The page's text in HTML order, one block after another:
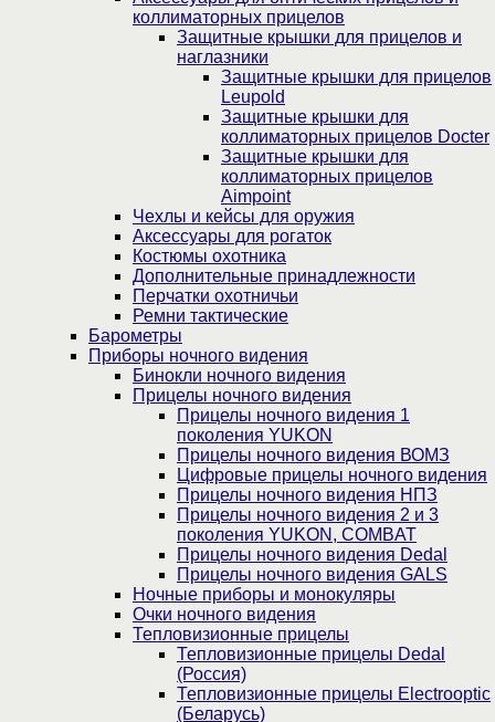
коллиматорных прицелов
Защитные крышки для прицелов и
наглазники
Защитные крышки для прицелов
Leupold
Защитные крышки для
коллиматорных прицелов Docter
Защитные крышки для
коллиматорных прицелов
Aimpoint
Чехлы и кейсы для оружия
Аксессуары для рогаток
Костюмы охотника
Дополнительные принадлежности
Перчатки охотничьи
Ремни тактические
Барометры
Приборы ночного видения
Бинокли ночного видения
Прицелы ночного видения
Прицелы ночного видения 1
поколения YUKON
Прицелы ночного видения ВОМЗ
Цифровые прицелы ночного видения
Прицелы ночного видения НПЗ
Прицелы ночного видения 2 и 3
поколения YUKON, COMBAT
Прицелы ночного видения Dedal
Прицелы ночного видения GALS
Ночные приборы и монокуляры
Очки ночного видения
Тепловизионные прицелы
Тепловизионные прицелы Dedal
(Россия)
Тепловизионные прицелы Electrooptic
(Беларусь)